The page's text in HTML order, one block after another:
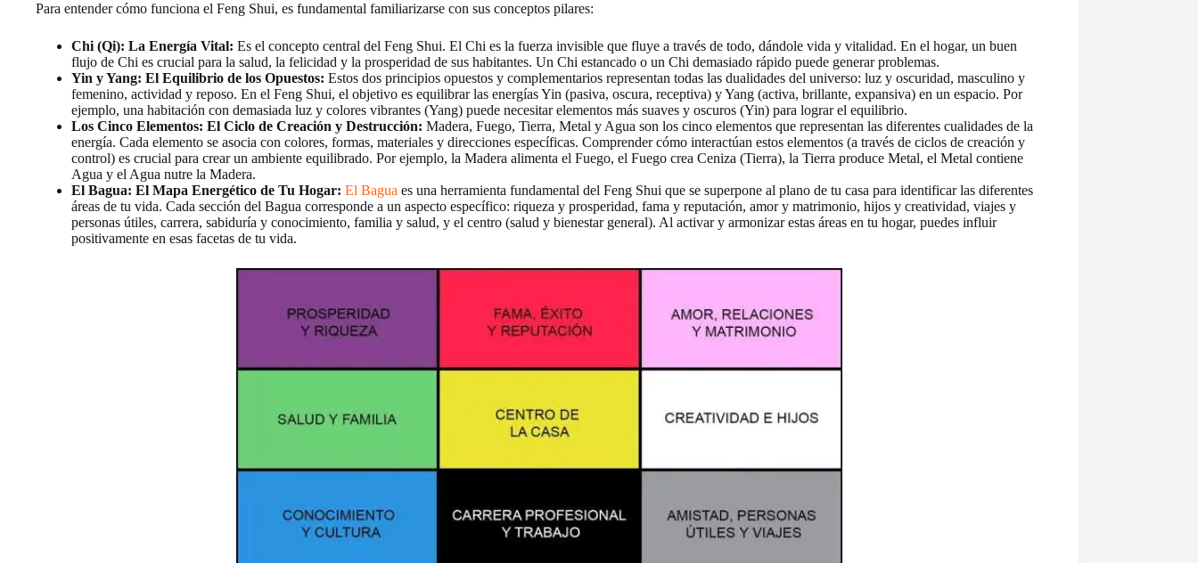
Para entender cómo funciona el Feng Shui, es fundamental familiarizarse con sus conceptos pilares:
Chi (Qi): La Energía Vital: Es el concepto central del Feng Shui. El Chi es la fuerza invisible que fluye a través de todo, dándole vida y vitalidad. En el hogar, un buen
flujo de Chi es crucial para la salud, la felicidad y la prosperidad de sus habitantes. Un Chi estancado o un Chi demasiado rápido puede generar problemas.
Yin y Yang: El Equilibrio de los Opuestos: Estos dos principios opuestos y complementarios representan todas las dualidades del universo: luz y oscuridad, masculino y
femenino, actividad y reposo. En el Feng Shui, el objetivo es equilibrar las energías Yin (pasiva, oscura, receptiva) y Yang (activa, brillante, expansiva) en un espacio. Por
ejemplo, una habitación con demasiada luz y colores vibrantes (Yang) puede necesitar elementos más suaves y oscuros (Yin) para lograr el equilibrio.
Los Cinco Elementos: El Ciclo de Creación y Destrucción: Madera, Fuego, Tierra, Metal y Agua son los cinco elementos que representan las diferentes cualidades de la
energía. Cada elemento se asocia con colores, formas, materiales y direcciones específicas. Comprender cómo interactúan estos elementos (a través de ciclos de creación y
control) es crucial para crear un ambiente equilibrado. Por ejemplo, la Madera alimenta el Fuego, el Fuego crea Ceniza (Tierra), la Tierra produce Metal, el Metal contiene
Agua y el Agua nutre la Madera.
El Bagua: El Mapa Energético de Tu Hogar: El Bagua es una herramienta fundamental del Feng Shui que se superpone al plano de tu casa para identificar las diferentes
áreas de tu vida. Cada sección del Bagua corresponde a un aspecto específico: riqueza y prosperidad, fama y reputación, amor y matrimonio, hijos y creatividad, viajes y
personas útiles, carrera, sabiduría y conocimiento, familia y salud, y el centro (salud y bienestar general). Al activar y armonizar estas áreas en tu hogar, puedes influir
positivamente en esas facetas de tu vida.